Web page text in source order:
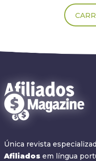
Única revista
Afiliados em língua